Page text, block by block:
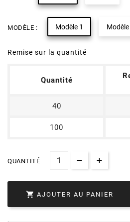
MODÈLE : Modèle 1 Modèle
Remise sur la quantité
Quantité
40
100
QUANTITÉ
 AJOUTER AU PANIER